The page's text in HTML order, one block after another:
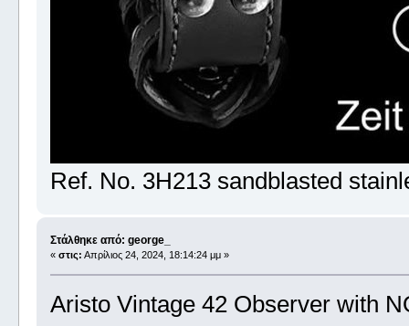
Ref. No. 3H213 sandblasted
Στάλθηκε από: george_
« στις: Απρίλιος 24, 2024, 18:14:24 μμ »
Aristo Vintage 42 Observer with